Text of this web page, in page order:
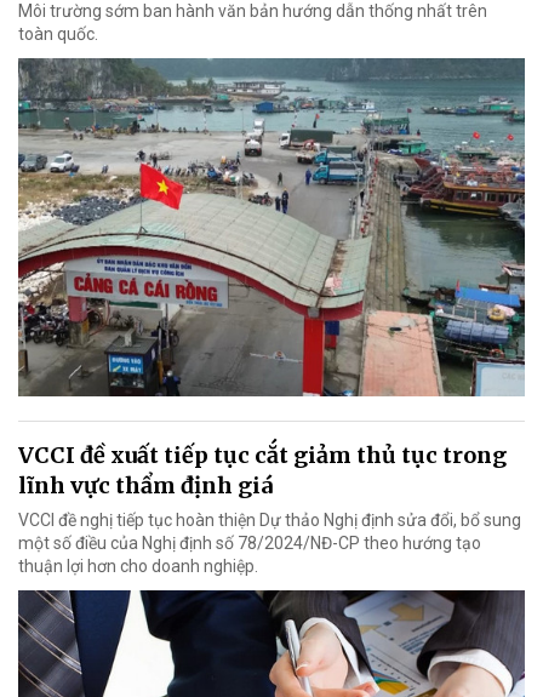
Môi trường sớm ban hành văn bản hướng dẫn thống nhất trên
toàn quốc.
VCCI đề xuất tiếp tục cắt giảm thủ tục trong
lĩnh vực thẩm định giá
VCCI đề nghị tiếp tục hoàn thiện Dự thảo Nghị định sửa đổi, bổ sung
một số điều của Nghị định số 78/2024/NĐ-CP theo hướng tạo
thuận lợi hơn cho doanh nghiệp.